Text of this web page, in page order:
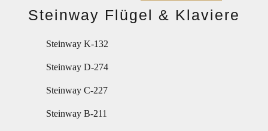
Steinway Flügel & Klaviere
Steinway K-132
Steinway D-274
Steinway C-227
Steinway B-211